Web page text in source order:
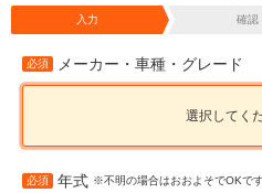
入力 確認
必須 メーカー・車種・グレード
選択してく
必須 年式 ※不明の場合はおおよそでOKで